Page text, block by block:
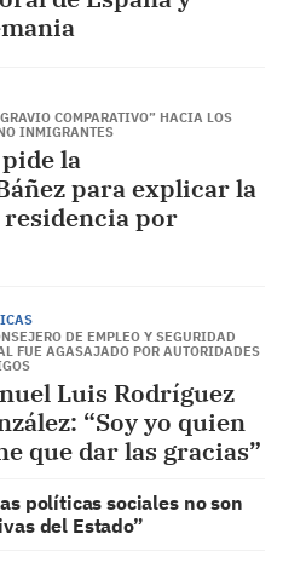
COMPARATIVO” HACIA LOS
INMIGRANTES
la
para explicar la
residencia por
DE EMPLEO Y SEGURIDAD
FUE AGASAJADO POR AUTORIDADES
Luis Rodríguez
“Soy yo quien
que dar las gracias”
políticas sociales no son
del Estado”